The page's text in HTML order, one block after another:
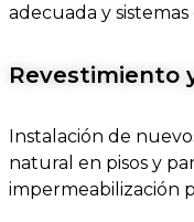
adecuada y
Revestimiento
Instalación de
natural en pisos y
impermeabilización